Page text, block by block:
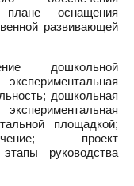
оснащения
развивающей
дошкольной
дошкольная
площадкой;
проект
руководства